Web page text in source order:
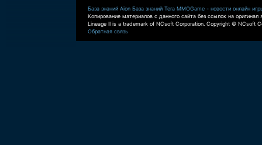
База знаний Aion База знаний Tera MMOGame - новости онлайн
Копирование материалов с данного сайта без ссылок на оригинал
Lineage II is a trademark of NCsoft Corporation. Copyright © NCsoft
Обратная связь